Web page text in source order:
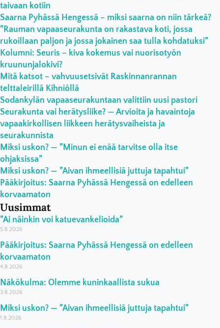
taivaan kotiin
Saarna Pyhässä Hengessä – miksi saarna on niin tärkeä?
”Rauman vapaaseurakunta on rakastava koti, jossa
rukoillaan paljon ja jossa jokainen saa tulla kohdatuksi”
Kolumni: Seuris – kiva kokemus vai nuorisotyön
kruununjalokivi?
Mitä katsot – vahvuusetsivät Raskinnanrannan
telttaleirillä Kihniöllä
Sodankylän vapaaseurakuntaan valittiin uusi pastori
Seurakunta vai herätysliike? — Arvioita ja havaintoja
vapaakirkollisen liikkeen herätysvaiheista ja
seurakunnista
Miksi uskon? — ”Minun ei enää tarvitse olla itse
ohjaksissa”
Miksi uskon? — ”Aivan ihmeellisiä juttuja tapahtui”
Pääkirjoitus: Saarna Pyhässä Hengessä on edelleen
korvaamaton
Uusimmat
”Ai näinkin voi katuevankelioida”
5.8.2026
Pääkirjoitus: Saarna Pyhässä Hengessä on edelleen
korvaamaton
4.8.2026
Näkökulma: Olemme kuninkaallista sukua
3.8.2026
Miksi uskon? — ”Aivan ihmeellisiä juttuja tapahtui”
1.8.2026